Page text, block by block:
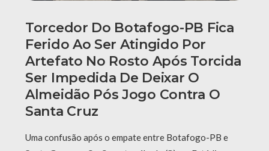
Torcedor Do Botafogo-PB Fica
Ferido Ao Ser Atingido Por
Artefato No Rosto Após Torcida
Ser Impedida De Deixar O
Almeidão Pós Jogo Contra O
Santa Cruz
Uma confusão após o empate entre Botafogo-PB e